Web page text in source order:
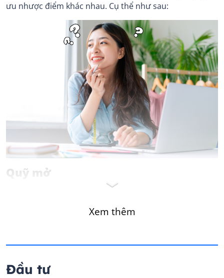
ưu nhược điểm khác nhau. Cụ thể như sau:
Quỹ mở
Xem thêm
Đầu tư